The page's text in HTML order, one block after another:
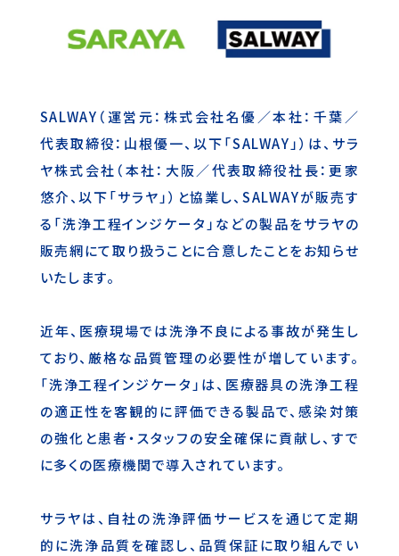
SALWAY（運営元：株式会社名優／本社：千葉／
代表取締役：山根優一、以下「SALWAY」）は、サラ
ヤ株式会社（本社：大阪／代表取締役社長：更家
悠介、以下「サラヤ」）と協業し、SALWAYが販売す
る「洗浄工程インジケータ」などの製品をサラヤの
販売網にて取り扱うことに合意したことをお知らせ
いたします。
近年、医療現場では洗浄不良による事故が発生し
ており、厳格な品質管理の必要性が増しています。
「洗浄工程インジケータ」は、医療器具の洗浄工程
の適正性を客観的に評価できる製品で、感染対策
の強化と患者・スタッフの安全確保に貢献し、すで
に多くの医療機関で導入されています。
サラヤは、自社の洗浄評価サービスを通じて定期
的に洗浄品質を確認し、品質保証に取り組んでい